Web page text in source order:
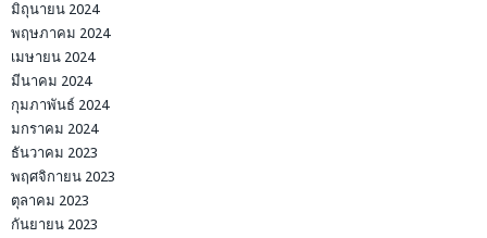
มิถุนายน 2024
พฤษภาคม 2024
เมษายน 2024
มีนาคม 2024
กุมภาพันธ์ 2024
มกราคม 2024
ธันวาคม 2023
พฤศจิกายน 2023
ตุลาคม 2023
กันยายน 2023